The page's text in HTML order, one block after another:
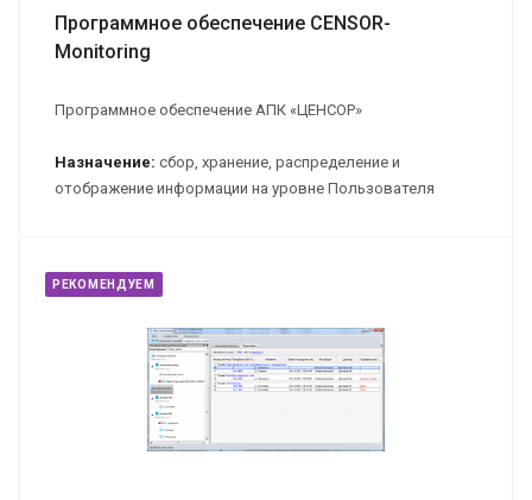
Программное обеспечение CENSOR-
Monitoring
Программное обеспечение АПК «ЦЕНСОР»
Назначение: сбор, хранение, распределение и
отображение информации на уровне Пользователя
РЕКОМЕНДУЕМ